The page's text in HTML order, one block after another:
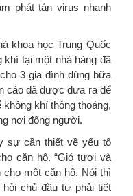
phát tán virus nhanh
khoa học Trung Quốc
khí tại một nhà hàng đã
3 gia đình dùng bữa
cáo đã được đưa ra để
khí thông thoáng,
nơi đông người.
sự cần thiết về yếu tố
căn hộ. “Gió tươi và
một căn hộ. Nói thì
chủ đầu tư phải tiết